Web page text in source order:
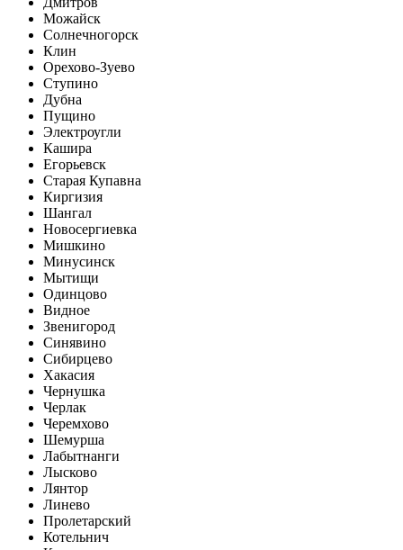
Можайск
Солнечногорск
Клин
Орехово-Зуево
Ступино
Дубна
Пущино
Электроугли
Кашира
Егорьевск
Старая Купавна
Киргизия
Шангал
Новосергиевка
Мишкино
Минусинск
Мытищи
Одинцово
Видное
Звенигород
Синявино
Сибирцево
Хакасия
Чернушка
Черлак
Черемхово
Шемурша
Лабытнанги
Лысково
Лянтор
Линево
Пролетарский
Котельнич